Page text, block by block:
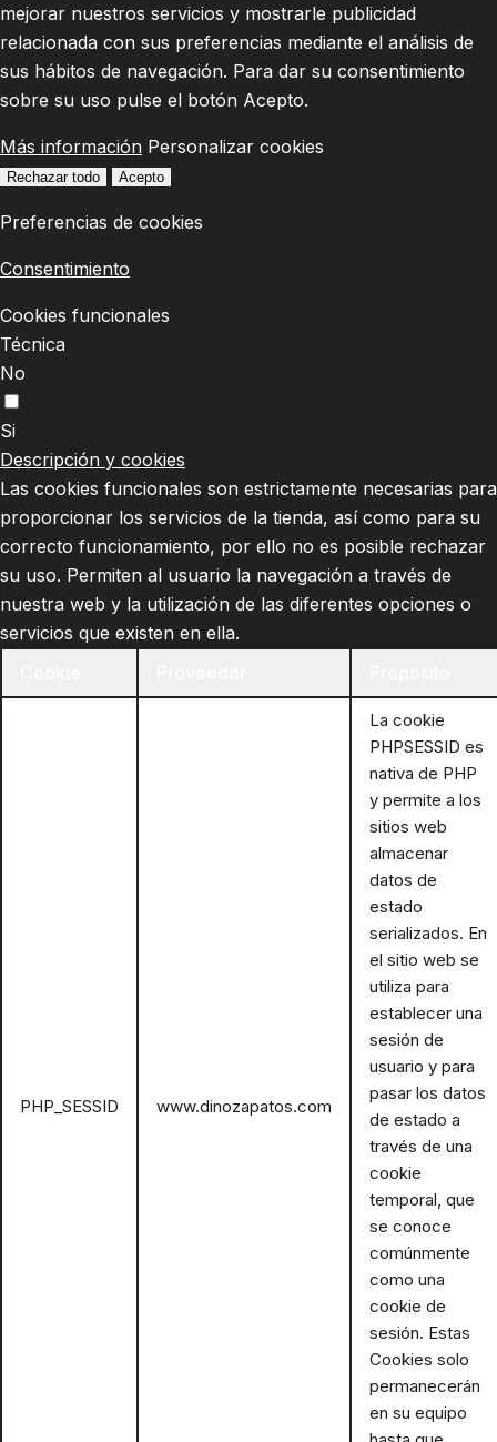
mejorar nuestros servicios y mostrarle publicidad
relacionada con sus preferencias mediante el análisis de
sus hábitos de navegación. Para dar su consentimiento
sobre su uso pulse el botón Acepto.
Más información Personalizar cookies
Rechazar todo Acepto
Preferencias de cookies
Consentimiento
Cookies funcionales
Técnica
No
Si
Descripción y cookies
Las cookies funcionales son estrictamente necesarias para
proporcionar los servicios de la tienda, así como para su
correcto funcionamiento, por ello no es posible rechazar
su uso. Permiten al usuario la navegación a través de
nuestra web y la utilización de las diferentes opciones o
servicios que existen en ella.
PHP_SESSID www.dinozapatos.com
La cookie
PHPSESSID es
nativa de PHP
y permite a los
sitios web
almacenar
datos de
estado
serializados. En
el sitio web se
utiliza para
establecer una
sesión de
usuario y para
pasar los datos
de estado a
través de una
cookie
temporal, que
se conoce
comúnmente
como una
cookie de
sesión. Estas
Cookies solo
permanecerán
en su equipo